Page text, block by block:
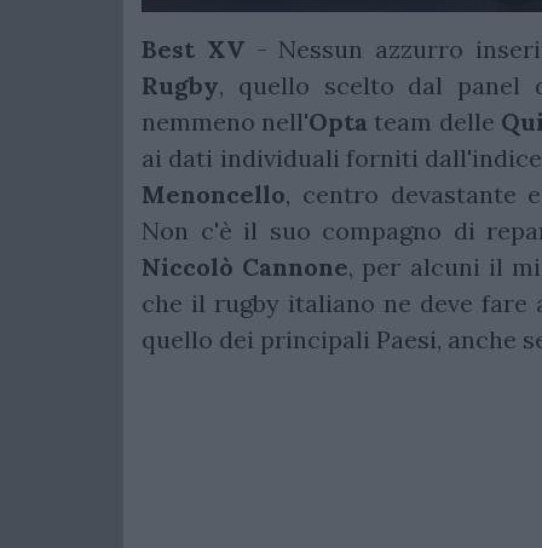
Best XV- Nessun azzurro
Rugby, quello scelto dal panel
nemmeno nell'Opta team delle
ai dati individuali forniti
Menoncello, centro devastante
Non c'è il suo compagno di
Niccolò Cannone, per alcuni il
che il rugby italiano ne deve fare
quello dei principali Paesi, anche